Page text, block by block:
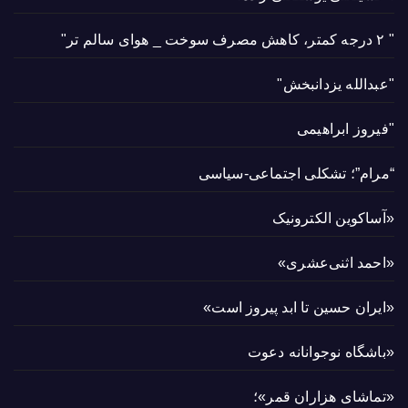
" ۲ درجه کمتر، کاهش مصرف سوخت _ هوای سالم تر"
"عبدالله یزدانبخش"
"فیروز ابراهیمی
“مرام”؛ تشکلی اجتماعی-سیاسی
«آساکوین الکترونیک
«احمد اثنی‌عشری»
«ایران حسین تا ابد پیروز است»
«باشگاه نوجوانانه دعوت
«تماشای هزاران قمر»؛